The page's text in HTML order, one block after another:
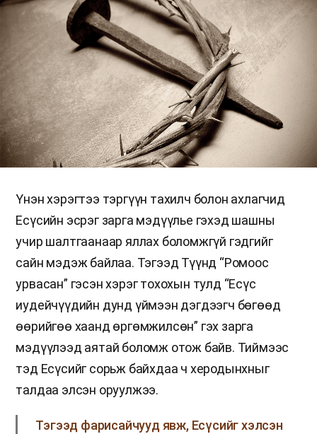
Үнэн хэрэгтээ тэргүүн тахилч болон ахлагчид
Есүсийн эсрэг зарга мэдүүлье гэхэд шашны
учир шалтгаанаар яллах боломжгүй гэдгийг
сайн мэдэж байлаа. Тэгээд Түүнд “Ромоос
урвасан” гэсэн хэрэг тохохын тулд “Есүс
иудейчүүдийн дунд үймээн дэгдээгч бөгөөд
өөрийгөө хаанд өргөмжилсөн” гэх зарга
мэдүүлээд аятай боломж отож байв. Тиймээс
тэд Есүсийг сорьж байхдаа ч херодынхныг
талдаа элсэн оруулжээ.
Тэгээд фарисайчууд явж, Есүсийг хэлсэн